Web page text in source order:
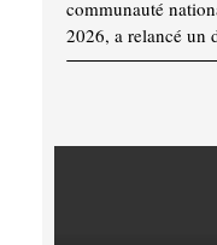
communauté
2026, a relancé un